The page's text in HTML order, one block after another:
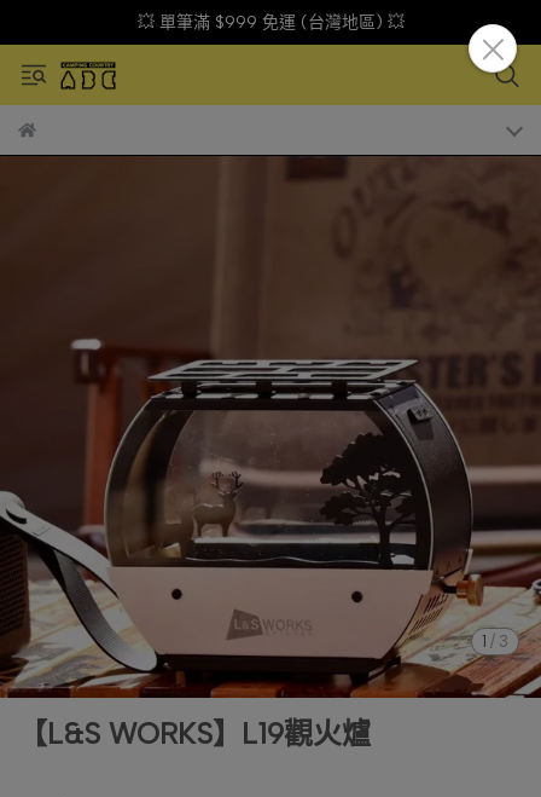
💥 單筆滿 $999 免運 (台灣地區) 💥
1 / 3
【L&S WORKS】L19觀火爐